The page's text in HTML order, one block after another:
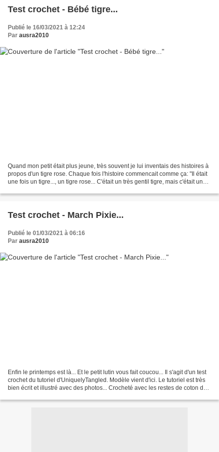
Test crochet - Bébé tigre...
Publié le 16/03/2021 à 12:24
Par ausra2010
Quand mon petit était plus jeune, très souvent je lui inventais des histoires à
propos d'un tigre rose. Chaque fois l'histoire commencait comme ça: "Il était
une fois un tigre..., un tigre rose... C'était un très gentil tigre, mais c'était un
Test crochet - March Pixie...
Publié le 01/03/2021 à 06:16
Par ausra2010
Enfin le printemps est là... Et le petit lutin vous fait coucou... Il s'agit d'un test
crochet du tutoriel d'UniquelyTangled. Modèle vient d'ici. Le tutoriel est très
bien écrit et illustré avec des photos... Crocheté avec les restes de coton de